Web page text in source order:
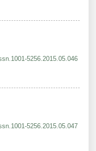
5256.2015.05.046
5256.2015.05.047